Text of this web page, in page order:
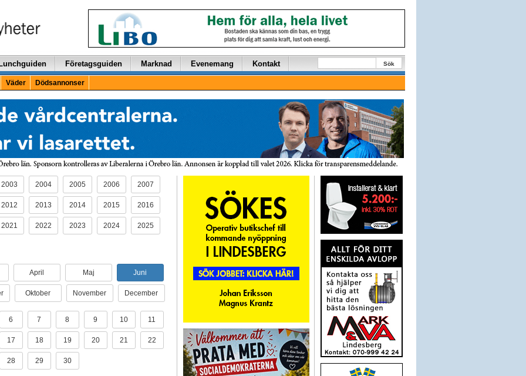
Företagsguiden Marknad Evenemang Kontakt Sök
Väder Dödsannonser
2003 2004 2005 2006 2007
2012 2013 2014 2015 2016
2021 2022 2023 2024 2025
April Maj Juni
Oktober November December
6 7 8 9 10 11
17 18 19 20 21 22
28 29 30